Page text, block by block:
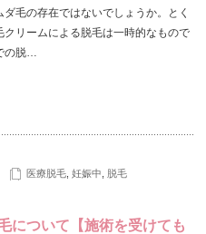
毛の存在ではないでしょうか。とく
クリームによる脱毛は一時的なもので
の脱…
医療脱毛 妊娠中 脱毛
について【施術を受けても